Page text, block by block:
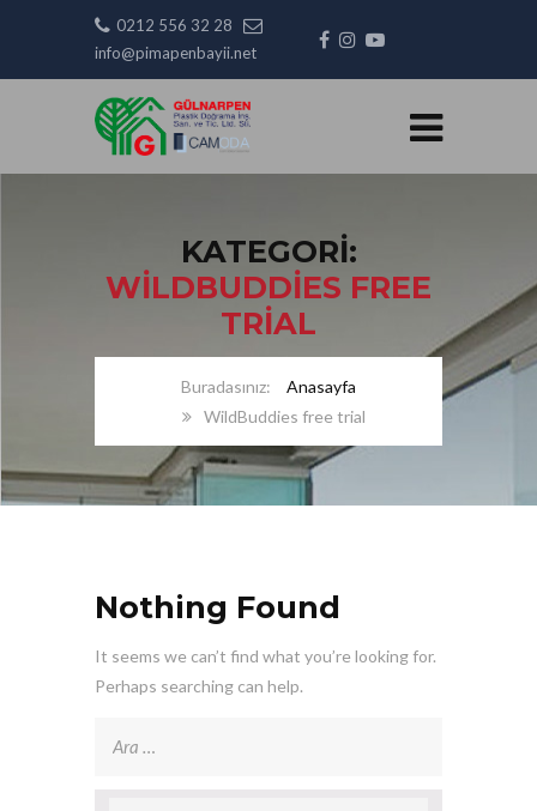
0212 556 32 28
info@pimapenbayii.net
KATEGORI:
WILDBUDDIES FREE
TRIAL
Anasayfa
WildBuddies free trial
Nothing Found
It seems we can’t find what you’re looking for.
Perhaps searching can help.